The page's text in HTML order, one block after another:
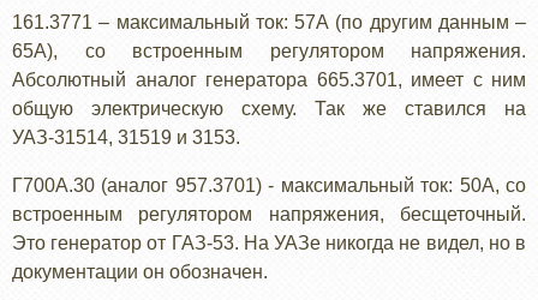
161.3771 – максимальный ток: 57А (по другим данным –
65А), со встроенным регулятором напряжения.
Абсолютный аналог генератора 665.3701, имеет с ним
общую электрическую схему. Так же ставился на
УАЗ-31514, 31519 и 3153.
Г700А.30 (аналог 957.3701) - максимальный ток: 50А, со
встроенным регулятором напряжения, бесщеточный.
Это генератор от ГАЗ-53. На УАЗе никогда не видел, но в
документации он обозначен.